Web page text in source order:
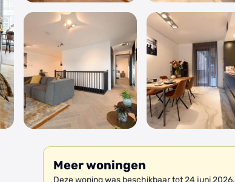
Meer woningen
Deze woning was beschikbaar tot 24 juni 2026.